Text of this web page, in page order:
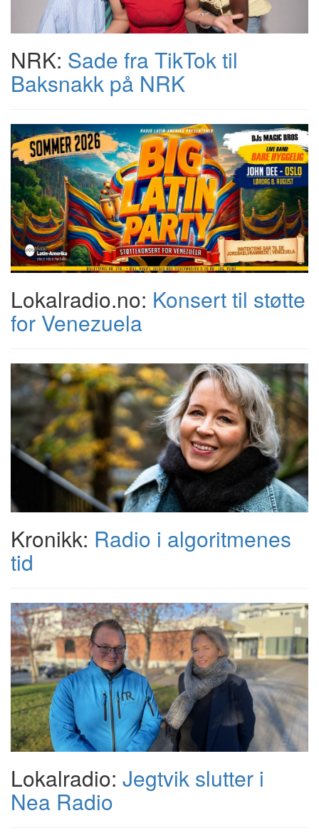
NRK: Sade fra TikTok til
Baksnakk på NRK
Lokalradio.no: Konsert til støtte
for Venezuela
Kronikk: Radio i algoritmenes
tid
Lokalradio: Jegtvik slutter i
Nea Radio